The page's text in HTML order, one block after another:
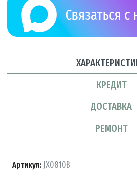
КРЕДИТ
ДОСТАВКА
РЕМОНТ
Артикул: JX0810B